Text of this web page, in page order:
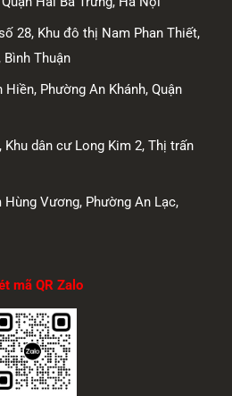
28, Khu đô thị Nam Phan Thiết,
Thuận
Phường An Khánh, Quận
dân cư Long Kim 2, Thị trấn
Hùng Vương, Phường An Lạc,
mã QR Zalo